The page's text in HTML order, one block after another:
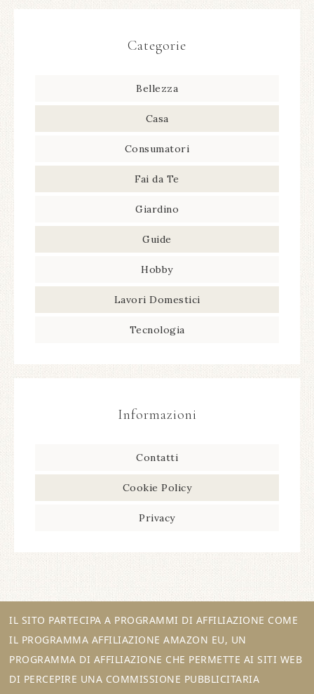
Categorie
Bellezza
Casa
Consumatori
Fai da Te
Giardino
Guide
Hobby
Lavori Domestici
Tecnologia
Informazioni
Contatti
Cookie Policy
Privacy
IL SITO PARTECIPA A PROGRAMMI DI AFFILIAZIONE COME
IL PROGRAMMA AFFILIAZIONE AMAZON EU, UN
PROGRAMMA DI AFFILIAZIONE CHE PERMETTE AI SITI WEB
DI PERCEPIRE UNA COMMISSIONE PUBBLICITARIA